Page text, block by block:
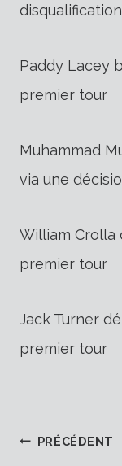
Paddy Lacey
premier tour
Muhammad
via une
William Crolla
premier tour
Jack Turner
premier tour
PRÉCÉDENT